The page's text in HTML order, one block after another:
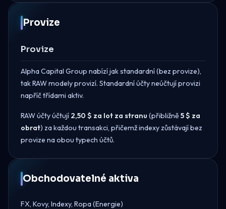
Provize
Provize
Alpha Capital Group nabízí jak standardní (bez provize),
tak RAW modely provizí. Standardní účty neúčtují provizi
napříč třídami aktiv.
RAW účty účtují 2,50 $ za lot za stranu (přibližně5 $ za
obrat) za každou transakci, přičemž indexy zůstávají bez
provize na obou typech účtů.
Obchodovatelné aktiva
FX, Kovy, Indexy, Ropa (Energie)